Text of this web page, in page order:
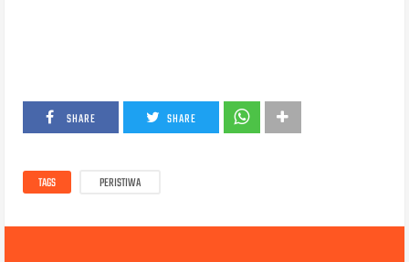
SHARE SHARE
TAGS PERISTIWA